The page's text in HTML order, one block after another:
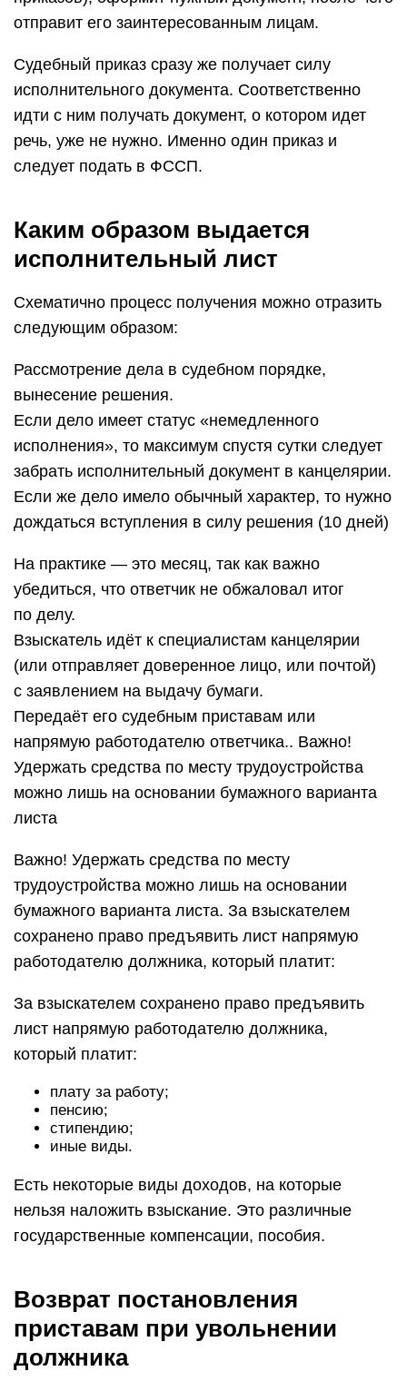
отправит его заинтересованным лицам.
Судебный приказ сразу же получает силу
исполнительного документа. Соответственно
идти с ним получать документ, о котором идет
речь, уже не нужно. Именно один приказ и
следует подать в ФССП.
Каким образом выдается
исполнительный лист
Схематично процесс получения можно отразить
следующим образом:
Рассмотрение дела в судебном порядке,
вынесение решения.
Если дело имеет статус «немедленного
исполнения», то максимум спустя сутки следует
забрать исполнительный документ в канцелярии.
Если же дело имело обычный характер, то нужно
дождаться вступления в силу решения (10 дней)
На практике — это месяц, так как важно
убедиться, что ответчик не обжаловал итог
по делу.
Взыскатель идёт к специалистам канцелярии
(или отправляет доверенное лицо, или почтой)
с заявлением на выдачу бумаги.
Передаёт его судебным приставам или
напрямую работодателю ответчика.. Важно!
Удержать средства по месту трудоустройства
можно лишь на основании бумажного варианта
листа
Важно! Удержать средства по месту
трудоустройства можно лишь на основании
бумажного варианта листа. За взыскателем
сохранено право предъявить лист напрямую
работодателю должника, который платит:
За взыскателем сохранено право предъявить
лист напрямую работодателю должника,
который платит:
плату за работу;
пенсию;
стипендию;
иные виды.
Есть некоторые виды доходов, на которые
нельзя наложить взыскание. Это различные
государственные компенсации, пособия.
Возврат постановления
приставам при увольнении
должника